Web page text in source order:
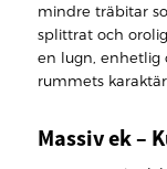
mindre träbitar
splittrat och
en lugn, enhetlig
rummets
Massiv ek –